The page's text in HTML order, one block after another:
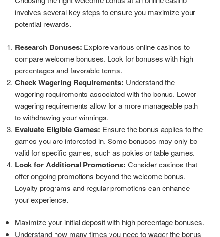
involves several key steps to ensure you maximize your
potential rewards.
Research Bonuses: Explore various online casinos to
compare welcome bonuses. Look for bonuses with high
percentages and favorable terms.
Check Wagering Requirements: Understand the
wagering requirements associated with the bonus. Lower
wagering requirements allow for a more manageable path
to withdrawing your winnings.
Evaluate Eligible Games: Ensure the bonus applies to the
games you are interested in. Some bonuses may only be
valid for specific games, such as pokies or table games.
Look for Additional Promotions: Consider casinos that
offer ongoing promotions beyond the welcome bonus.
Loyalty programs and regular promotions can enhance
your experience.
Maximize your initial deposit with high percentage bonuses.
Understand how many times you need to wager the bonus